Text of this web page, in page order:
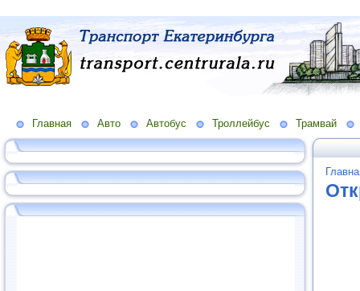
Главная Авто Автобус Троллейбус Трамвай